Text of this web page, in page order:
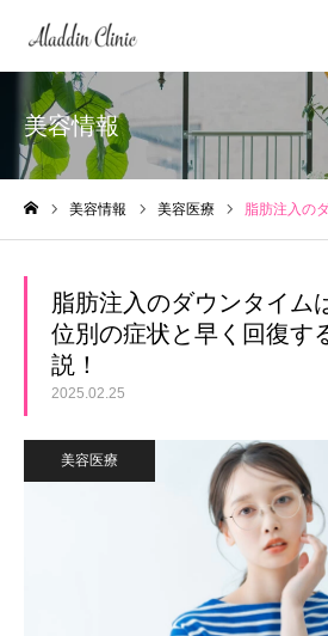
美容情報
美容情報 美容医療 脂肪注入のダウンタイムは
脂肪注入のダウンタイム
位別の症状と早く回復す
説！
2025.02.25
美容医療